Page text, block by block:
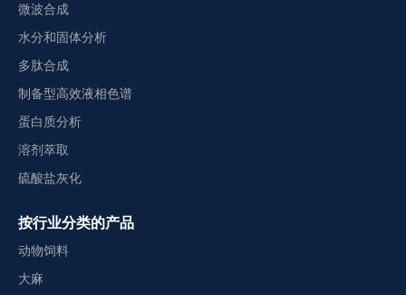
微波合成
水分和固体分析
多肽合成
制备型高效液相色谱
蛋白质分析
溶剂萃取
硫酸盐灰化
按行业分类的产品
动物饲料
大麻